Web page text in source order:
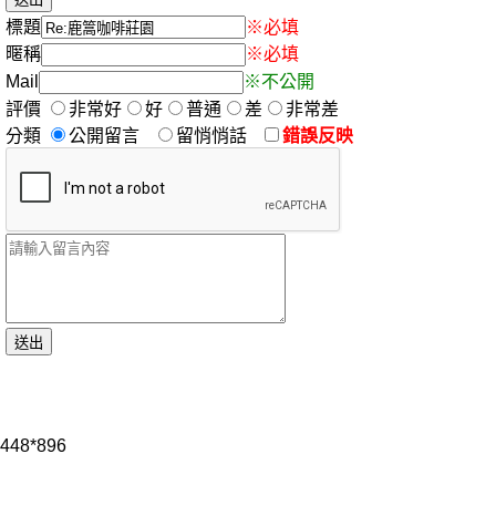
標題
※必填
暱稱
※必填
Mail
※不公開
評價
非常好 好 普通 差
非常差
分類
公開留言 留悄悄話 錯誤反映
448*896